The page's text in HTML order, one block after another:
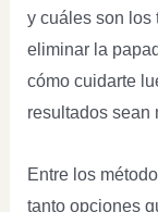
y cuáles son los
eliminar la
cómo cuidarte
resultados sean
Entre los
tanto opciones